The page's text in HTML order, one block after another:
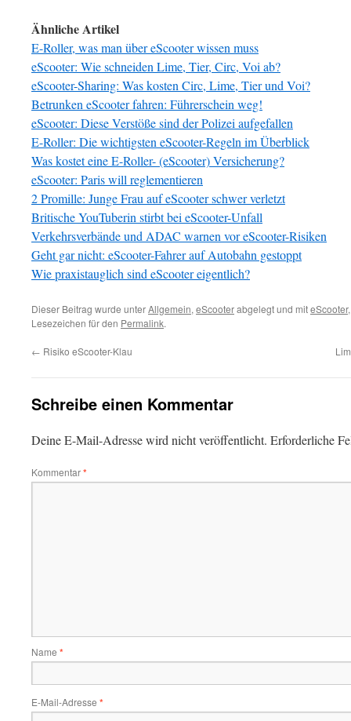
Ähnliche Artikel
E-Roller, was man über eScooter wissen muss
eScooter: Wie schneiden Lime, Tier, Circ, Voi ab?
eScooter-Sharing: Was kosten Circ, Lime, Tier und Voi?
Betrunken eScooter fahren: Führerschein weg!
eScooter: Diese Verstöße sind der Polizei aufgefallen
E-Roller: Die wichtigsten eScooter-Regeln im Überblick
Was kostet eine E-Roller- (eScooter) Versicherung?
eScooter: Paris will reglementieren
2 Promille: Junge Frau auf eScooter schwer verletzt
Britische YouTuberin stirbt bei eScooter-Unfall
Verkehrsverbände und ADAC warnen vor eScooter-Risiken
Geht gar nicht: eScooter-Fahrer auf Autobahn gestoppt
Wie praxistauglich sind eScooter eigentlich?
Dieser Beitrag wurde unterAllgemein, eScooterabgelegt und miteScooter
Lesezeichen für den Permalink.
← Risiko eScooter-Klau
Schreibe einen Kommentar
Deine E-Mail-Adresse wird nicht veröffentlicht. Erforderliche
Kommentar*
Name *
E-Mail-Adresse *